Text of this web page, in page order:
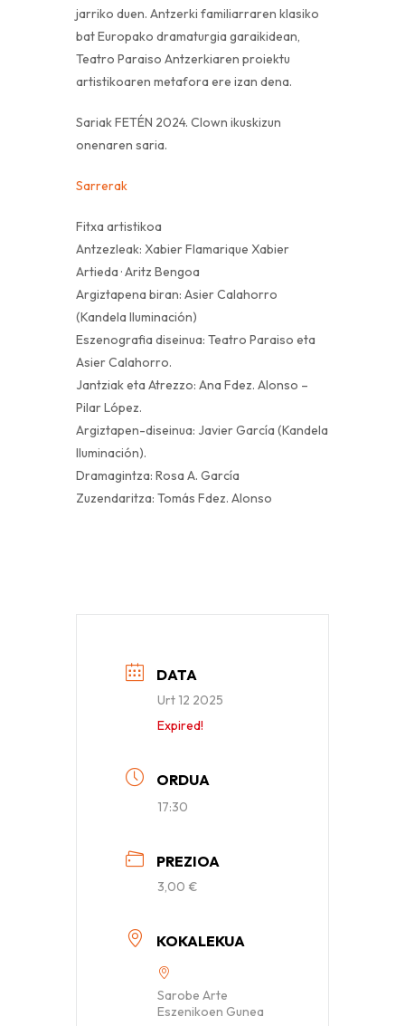
jarriko duen. Antzerki familiarraren klasiko
bat Europako dramaturgia garaikidean,
Teatro Paraiso Antzerkiaren proiektu
artistikoaren metafora ere izan dena.
Sariak FETÉN 2024. Clown ikuskizun
onenaren saria.
Sarrerak
Fitxa artistikoa
Antzezleak: Xabier Flamarique Xabier
Artieda · Aritz Bengoa
Argiztapena biran: Asier Calahorro
(Kandela Iluminación)
Eszenografia diseinua: Teatro Paraiso eta
Asier Calahorro.
Jantziak eta Atrezzo: Ana Fdez. Alonso –
Pilar López.
Argiztapen-diseinua: Javier García (Kandela
Iluminación).
Dramagintza: Rosa A. García
Zuzendaritza: Tomás Fdez. Alonso
DATA
Urt 12 2025
Expired!
ORDUA
17:30
PREZIOA
3,00 €
KOKALEKUA
Sarobe Arte
Eszenikoen Gunea